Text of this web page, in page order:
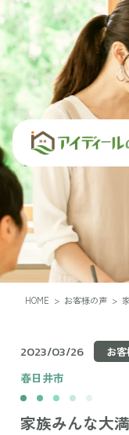
Voice
お客様の声
HOME > お客様の声 >
2023/03/26 お
春日井市
家族みんな大